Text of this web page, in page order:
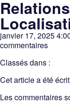
janvier 17, 2025
commentaires
Classés dans :
Cet article a été
Les commentaires